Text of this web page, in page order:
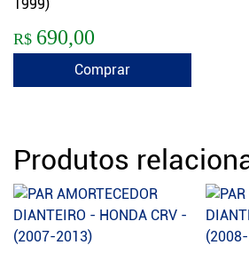
1999)
R$ 690,00
Comprar
Produtos